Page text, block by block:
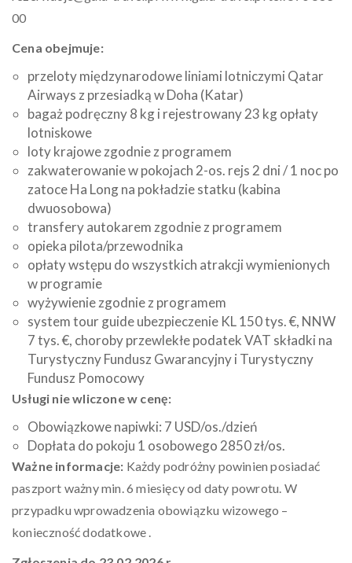
00
Cena obejmuje:
przeloty międzynarodowe liniami lotniczymi Qatar
Airways z przesiadką w Doha (Katar)
bagaż podręczny 8 kg i rejestrowany 23 kg opłaty
lotniskowe
loty krajowe zgodnie z programem
zakwaterowanie w pokojach 2-os. rejs 2 dni / 1 noc po
zatoce Ha Long na pokładzie statku (kabina
dwuosobowa)
transfery autokarem zgodnie z programem
opieka pilota/przewodnika
opłaty wstępu do wszystkich atrakcji wymienionych
w programie
wyżywienie zgodnie z programem
system tour guide ubezpieczenie KL 150 tys. €, NNW
7 tys. €, choroby przewlekłe podatek VAT składki na
Turystyczny Fundusz Gwarancyjny i Turystyczny
Fundusz Pomocowy
Usługi nie wliczone w cenę:
Obowiązkowe napiwki: 7 USD/os./dzień
Dopłata do pokoju 1 osobowego 2850 zł/os.
Ważne informacje: Każdy podróżny powinien posiadać
paszport ważny min. 6 miesięcy od daty powrotu. W
przypadku wprowadzenia obowiązku wizowego –
konieczność dodatkowe .